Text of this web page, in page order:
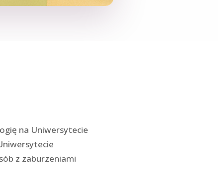
na Uniwersytecie
z zaburzeniami